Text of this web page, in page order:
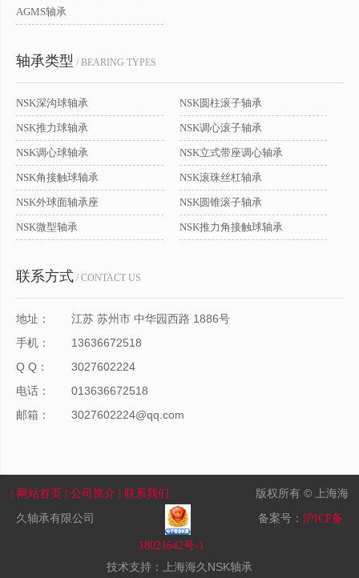
AGMS轴承
轴承类型 / BEARING TYPES
NSK深沟球轴承 NSK圆柱滚子轴承
NSK推力球轴承 NSK调心滚子轴承
NSK调心球轴承 NSK立式带座调心轴承
NSK角接触球轴承 NSK滚珠丝杠轴承
NSK外球面轴承座 NSK圆锥滚子轴承
NSK微型轴承 NSK推力角接触球轴承
联系方式 / CONTACT US
地址：
江苏 苏州市 中华园西路 1886号
手机：
13636672518
Q Q：
3027602224
电话：
013636672518
邮箱：
3027602224@qq.com
| 网站首页 | 公司简介 | 联系我们
版权所有 © 上海海
久轴承有限公司
备案号： 沪ICP备
18021642号-1
技术支持：上海海久NSK轴承